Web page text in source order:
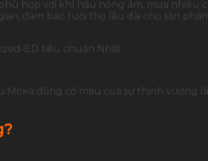
hợp với khí hậu nóng ẩm, mưa nhiều
đảm bảo tuổi thọ lâu dài cho sản
ED tiêu chuẩn Nhật.
Moka đồng cổ màu của sự thịnh vượng